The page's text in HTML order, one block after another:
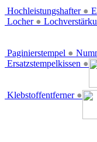
Hochleistungshafter ●
Locher ●
Paginierstempel ●
Ersatzstempelkissen ●
Klebstoffentferner ●